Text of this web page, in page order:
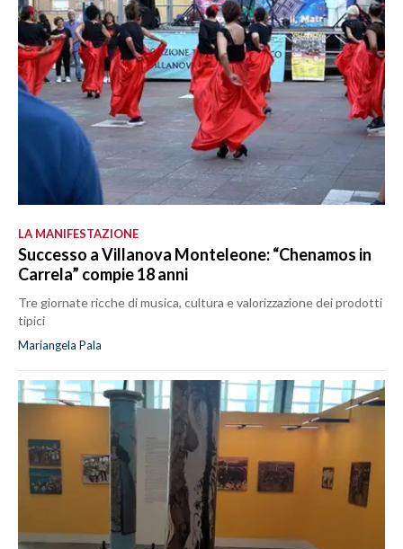
LA MANIFESTAZIONE
Successo a Villanova Monteleone: “Chenamos in
Carrela” compie 18 anni
Tre giornate ricche di musica, cultura e valorizzazione dei prodotti
tipici
Mariangela Pala